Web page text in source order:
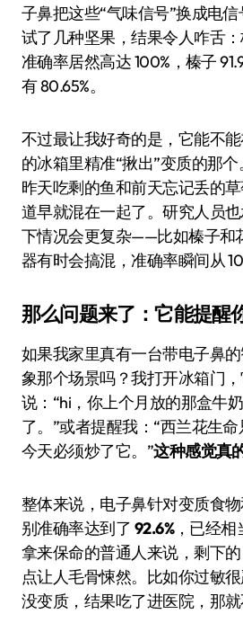
子鼻把这些“气味信号”换成电
试了几种坚果，结果令人咋舌
准确率居然高达 100%，榛子
有 80.65%。
不过最让我好奇的是，它能不
的冰箱里精准“揪出”变质的那
昨天吃剩的鱼和前天忘记丢的
道早就混在一起了。研究人员
下情况会更复杂——比如榛子和
器有时会搞混，准确率瞬间从
那么问题来了：它能提醒
如果我家里真有一台带电子鼻
象那个场景吗？我打开冰箱门
说：“hi，你上个月放的那盒牛
了。”或者提醒我：“西兰花生命
今天必须炒了它。”这种感觉真
整体来说，电子鼻针对变质食
别准确率达到了 92.6%，已经相
拿来保命的普通人来说，剩下的
点让人毛骨悚然。比如你过敏
没变质，结果吃了进医院，那就